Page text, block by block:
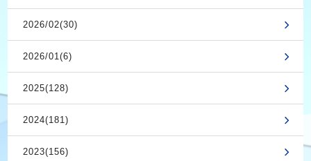
2026/02(30)
2026/01(6)
2025(128)
2024(181)
2023(156)